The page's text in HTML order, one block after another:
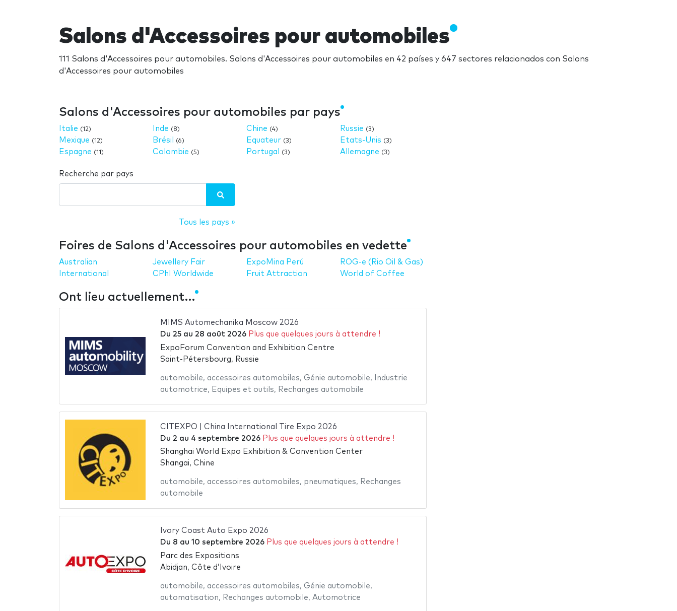
Salons d'Accessoires pour automobiles
111 Salons d'Accessoires pour automobiles. Salons d'Accessoires pour automobiles en 42 países y 647 sectores relacionados con Salons
d'Accessoires pour automobiles
Salons d'Accessoires pour automobiles par pays
Italie (12)
Mexique (12)
Espagne (11)
Inde (8)
Brésil (6)
Colombie (5)
Chine (4)
Equateur (3)
Portugal (3)
Russie (3)
Etats-Unis (3)
Allemagne (3)
Recherche par pays
Tous les pays »
Foires de Salons d'Accessoires pour automobiles en vedette
Australian
International
Jewellery Fair
CPhI Worldwide
ExpoMina Perú
Fruit Attraction
ROG-e (Rio Oil & Gas)
World of Coffee
Ont lieu actuellement…
MIMS Automechanika Moscow 2026
Du 25au 28 août 2026 Plus que quelques jours à attendre !
ExpoForum Convention and Exhibition Centre
Saint-Pétersbourg, Russie
automobile, accessoires automobiles, Génie automobile,
Industrie
automotrice, Equipes et outils, Rechanges automobile
CITEXPO | China International Tire Expo 2026
Du 2 au 4 septembre 2026 Plus que quelques jours à attendre !
Shanghai World Expo Exhibition & Convention Center
Shangai, Chine
automobile, accessoires automobiles, pneumatiques, Rechanges
automobile
Ivory Coast Auto Expo 2026
Du 8 au 10 septembre 2026 Plus que quelques jours à attendre !
Parc des Expositions
Abidjan, Côte d’Ivoire
automobile, accessoires automobiles, Génie automobile,
automatisation, Rechanges automobile, Automotrice